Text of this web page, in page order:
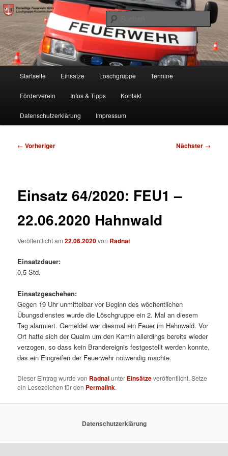
Zum
primären
Inhalt
springenFF Köln, LG RD
Freiwillige Feuerwehr Köln, Löschgruppe Rodenkirchen
Startseite Einsätze Löschgruppe Termine
Förderverein Infos & Tipps Kontakt
Datenschutzerklärung Impressum
Beitragsnavigation
← Vorheriger Nächster →
Einsatz 64/2020: FEU1 –
22.06.2020 Hahnwald
Veröffentlicht am22.06.2020von Radnai
Einsatzdauer:
0,5 Std.
Einsatzgeschehen:
Gegen 19 Uhr unmittelbar vor Beginn des wöchentlichen
Übungsdienstes wurde die Löschgruppe ein 2. Mal an diesem
Tag alarmiert. Gemeldet war diesmal ein Feuer im Hahnwald. Vor
Ort hatte sich der Qualm um den Kamin allerdings bereits wieder
verzogen, so dass kein Brandereignis festgestellt werden konnte,
das ein Eingreifen der Feuerwehr notwendig machte.
Dieser Eintrag wurde von Radnaiunter Einsätzeveröffentlicht. Setze
ein Lesezeichen für den Permalink.
Datenschutzerklärung